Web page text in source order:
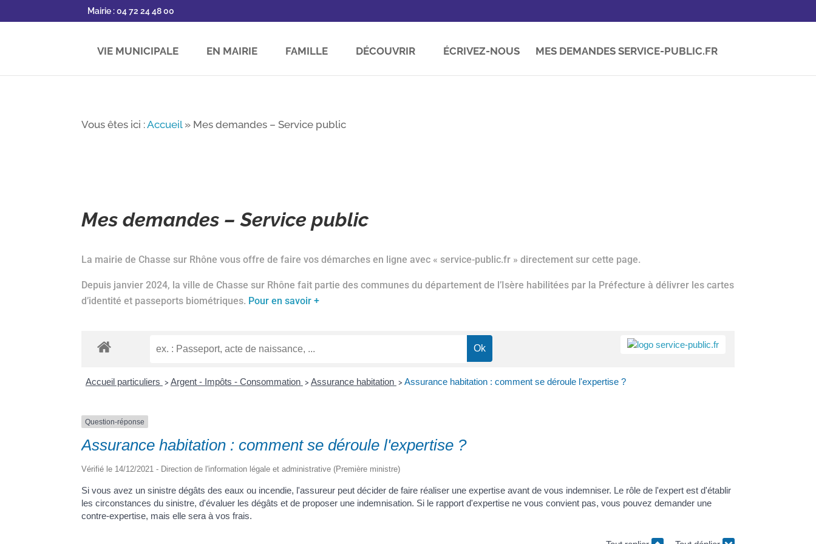
Mairie : 04 72 24 48 00
VIE MUNICIPALE EN MAIRIE FAMILLE DÉCOUVRIR ÉCRIVEZ-NOUS MES DEMANDES SERVICE-PUBLIC.FR
Vous êtes ici :Accueil» Mes demandes – Service public
Mes demandes – Service public
La mairie de Chasse sur Rhône vous offre de faire vos démarches en ligne avec « service-public.fr » directement sur cette page.
Depuis janvier 2024, la ville de Chasse sur Rhône fait partie des communes du département de l’Isère habilitées par la Préfecture à délivrer les cartes
d’identité et passeports biométriques. Pour en savoir +
Accueil particuliers > Argent - Impôts - Consommation > Assurance habitation > Assurance habitation : comment se déroule l'expertise ?
Question-réponse
Assurance habitation : comment se déroule l'expertise ?
Vérifié le 14/12/2021 - Direction de l'information légale et administrative (Première ministre)
Si vous avez un sinistre dégâts des eaux ou incendie, l'assureur peut décider de faire réaliser une expertise avant de vous indemniser. Le rôle de l'expert est d'établir
les circonstances du sinistre, d'évaluer les dégâts et de proposer une indemnisation. Si le rapport d'expertise ne vous convient pas, vous pouvez demander une
contre-expertise, mais elle sera à vos frais.